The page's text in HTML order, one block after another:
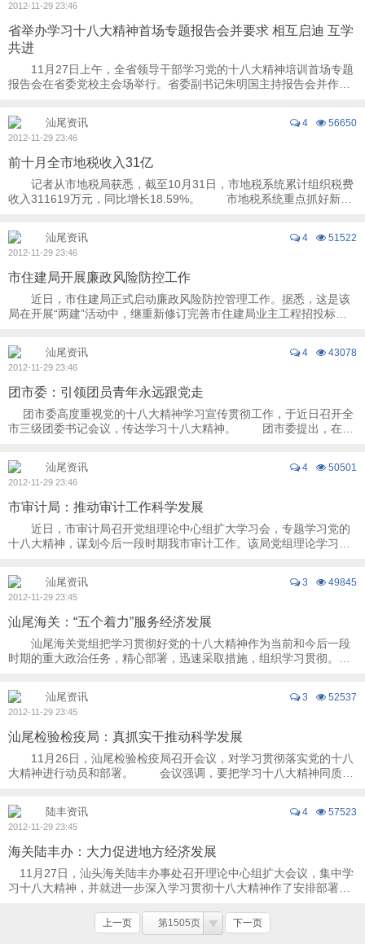
2012-11-29 23:46
省举办学习十八大精神首场专题报告会并要求 相互启迪 互学
共进
11月27日上午，全省领导干部学习党的十八大精神培训首场专题
报告会在省委党校主会场举行。省委副书记朱明国主持报告会并作动
4 56650
汕尾资讯
2012-11-29 23:46
前十月全市地税收入31亿
记者从市地税局获悉，截至10月31日，市地税系统累计组织税费
收入311619万元，同比增长18.59%。 市地税系统重点抓好新开
4 51522
汕尾资讯
2012-11-29 23:46
市住建局开展廉政风险防控工作
近日，市住建局正式启动廉政风险防控管理工作。据悉，这是该
局在开展“两建”活动中，继重新修订完善市住建局业主工程招投标制
4 43078
汕尾资讯
2012-11-29 23:46
团市委：引领团员青年永远跟党走
市三级团委书记会议，传达学习十八大精神。 团市委提出，在新
4 50501
汕尾资讯
2012-11-29 23:46
市审计局：推动审计工作科学发展
近日，市审计局召开党组理论中心组扩大学习会，专题学习党的
十八大精神，谋划今后一段时期我市审计工作。该局党组理论学习中
3 49845
汕尾资讯
2012-11-29 23:45
汕尾海关：“五个着力”服务经济发展
汕尾海关党组把学习贯彻好党的十八大精神作为当前和今后一段
时期的重大政治任务，精心部署，迅速采取措施，组织学习贯彻。
3 52537
汕尾资讯
2012-11-29 23:45
汕尾检验检疫局：真抓实干推动科学发展
11月26日，汕尾检验检疫局召开会议，对学习贯彻落实党的十八
大精神进行动员和部署。 会议强调，要把学习十八大精神同质检
4 57523
陆丰资讯
2012-11-29 23:45
海关陆丰办：大力促进地方经济发展
11月27日，汕头海关陆丰办事处召开理论中心组扩大会议，集中学
习十八大精神，并就进一步深入学习贯彻十八大精神作了安排部署。
上一页 第1505页 下一页